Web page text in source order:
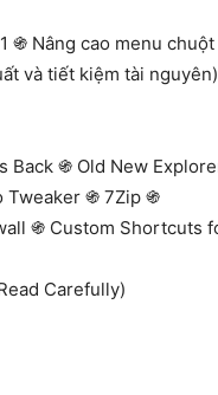
֍ Nâng cao menu
và tiết kiệm tài
Back ֍ Old New
Tweaker ֍ 7Zip ֍
֍ Custom Shortcuts
Carefully)